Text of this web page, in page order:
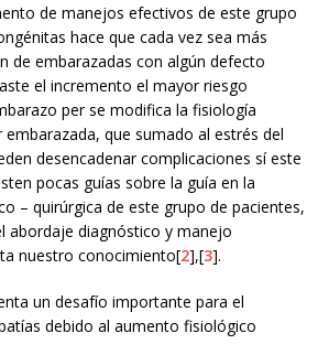
de manejos efectivos de este grupo
hace que cada vez sea más
de embarazadas con algún defecto
el incremento el mayor riesgo
per se modifica la fisiología
que sumado al estrés del
desencadenar complicaciones sí este
pocas guías sobre la guía en la
– quirúrgica de este grupo de pacientes,
abordaje diagnóstico y manejo
nuestro conocimiento[2],[3].
un desafío importante para el
debido al aumento fisiológico